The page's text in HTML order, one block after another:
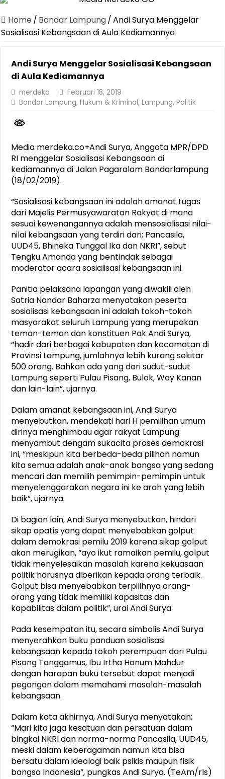
Canangkan Desa TAPIS dan Luncurkan Sekolah Lansia di
Pemprov Lampung Berhasil Kendalikan Inflasi, Jadi Provinsi
Dirut Jasa Raharja Dampingi Wamenhub Tinjau Penanganan
Pastikan Pelayanan Maksimal, Direksi Jasa Raharja Tinjau Korban
Dirut Jasa Raharja Dampingi Wamenhub Tinjau Penanganan
Purnama Wulan Sari Mirza Buka SiSeSa Roadshow Lampung
Home / Bandar Lampung/Andi Surya Menggelar
Sosialisasi Kebangsaan di Aula Kediamannya
Andi Surya Menggelar Sosialisasi Kebangsaan
di Aula Kediamannya
merdeka
Februari 18, 2019
Bandar Lampung,Hukum & Kriminal,Lampung,Politik
Media merdeka.co+Andi Surya, Anggota MPR/DPD
RI menggelar Sosialisasi Kebangsaan di
kediamannya di Jalan Pagaralam Bandarlampung
(18/02/2019).
“Sosialisasi kebangsaan ini adalah amanat tugas
dari Majelis Permusyawaratan Rakyat di mana
sesuai kewenangannya adalah mensosialisasi nilai-
nilai kebangsaan yang terdiri dari; Pancasila,
UUD45, Bhineka Tunggal Ika dan NKRI”, sebut
Tengku Amanda yang bentindak sebagai
moderator acara sosialisasi kebangsaan ini.
Panitia pelaksana lapangan yang diwakili oleh
Satria Nandar Baharza menyatakan peserta
sosialisasi kebangsaan ini adalah tokoh-tokoh
masyarakat seluruh Lampung yang merupakan
teman-teman dan konstituen Pak Andi Surya,
“hadir dari berbagai kabupaten dan kecamatan di
Provinsi Lampung, jumlahnya lebih kurang sekitar
500 orang. Bahkan ada yang dari sudut-sudut
Lampung seperti Pulau Pisang, Bulok, Way Kanan
dan lain-lain”, ujarnya.
Dalam amanat kebangsaan ini, Andi Surya
menyebutkan, mendekati hari H pemilihan umum
dirinya menghimbau agar rakyat Lampung
menyambut dengam sukacita proses demokrasi
ini, “meskipun kita berbeda-beda pilihan namun
kita semua adalah anak-anak bangsa yang sedang
mencari dan memilih pemimpin-pemimpin untuk
menyelenggarakan negara ini ke arah yang lebih
baik”, ujarnya.
Di bagian lain, Andi Surya menyebutkan, hindari
sikap apatis yang dapat menyebabkan golput
dalam demokrasi pemilu 2019 karena sikap golput
akan merugikan, “ayo ikut ramaikan pemilu, golput
tidak menyelesaikan masalah karena kekuasaan
politik harusnya diberikan kepada orang terbaik.
Golput bisa menyebabkan terpilihnya orang-
orang yang tidak memiliki kapasitas dan
kapabilitas dalam politik”, urai Andi Surya.
Pada kesempatan itu, secara simbolis Andi Surya
menyerahkan buku panduan sosialisasi
kebangsaan kepada tokoh perempuan dari Pulau
Pisang Tanggamus, Ibu Irtha Hanum Mahdur
dengan harapan buku tersebut dapat menjadi
pegangan dalam memahami masalah-masalah
kebangsaan.
Dalam kata akhirnya, Andi Surya menyatakan;
“Mari kita jaga kesatuan dan persatuan dalam
bingkai NKRI dan norma-norma Pancasila, UUD45,
meski dalam keberagaman namun kita bisa
bersatu dalam ideologi baik psikis maupun fisik
bangsa Indonesia”, pungkas Andi Surya. (TeAm/rls)